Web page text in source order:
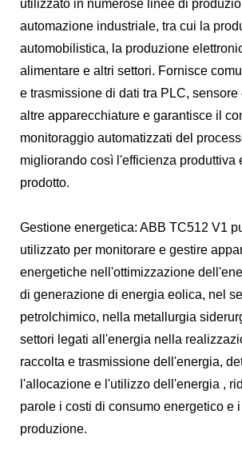
utilizzato in numerose linee di
automazione industriale, tra cui la
automobilistica, la produzione
alimentare e altri settori. Fornisce
e trasmissione di dati tra PLC, sensore
altre apparecchiature e garantisce il
monitoraggio automatizzati del
migliorando così l'efficienza produttiva
prodotto.
Gestione energetica: ABB TC512 V1
utilizzato per monitorare e gestire
energetiche nell'ottimizzazione
di generazione di energia eolica, nel
petrolchimico, nella metallurgia
settori legati all'energia nella
raccolta e trasmissione dell'energia,
l'allocazione e l'utilizzo dell'energia ,
parole i costi di consumo energetico e
produzione.